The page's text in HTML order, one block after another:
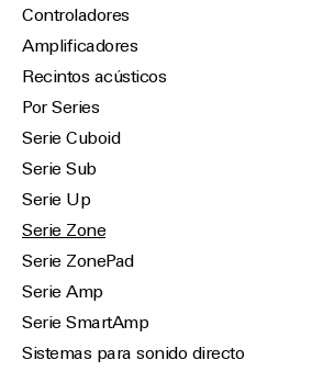
Controladores
Amplificadores
Recintos acústicos
Por Series
Serie Cuboid
Serie Sub
Serie Up
Serie Zone
Serie ZonePad
Serie Amp
Serie SmartAmp
Sistemas para sonido directo